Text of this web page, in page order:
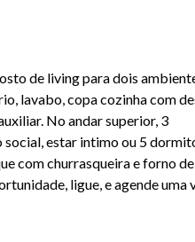
de living para dois
lavabo, copa cozinha com
No andar superior, 3
estar intimo ou 5
com churrasqueira e forno
ligue, e agende uma